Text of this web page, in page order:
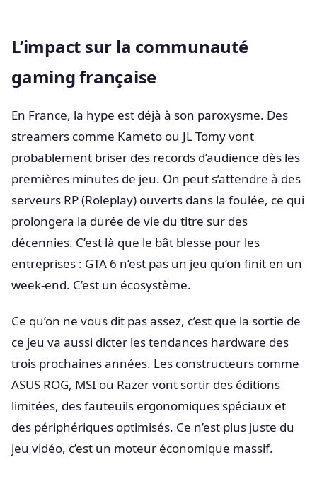
L’impact sur la communauté
gaming française
En France, la hype est déjà à son paroxysme. Des
streamers comme Kameto ou JL Tomy vont
probablement briser des records d’audience dès les
premières minutes de jeu. On peut s’attendre à des
serveurs RP (Roleplay) ouverts dans la foulée, ce qui
prolongera la durée de vie du titre sur des
décennies. C’est là que le bât blesse pour les
entreprises : GTA 6 n’est pas un jeu qu’on finit en un
week-end. C’est un écosystème.
Ce qu’on ne vous dit pas assez, c’est que la sortie de
ce jeu va aussi dicter les tendances hardware des
trois prochaines années. Les constructeurs comme
ASUS ROG, MSI ou Razer vont sortir des éditions
limitées, des fauteuils ergonomiques spéciaux et
des périphériques optimisés. Ce n’est plus juste du
jeu vidéo, c’est un moteur économique massif.